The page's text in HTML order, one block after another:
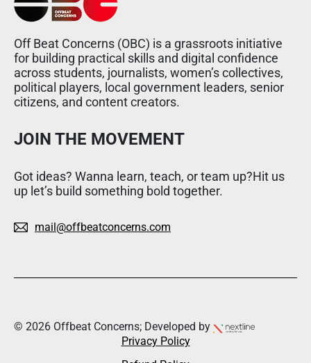
Off Beat Concerns (OBC) is a grassroots initiative
for building practical skills and digital confidence
across students, journalists, women’s collectives,
political players, local government leaders, senior
citizens, and content creators.
JOIN THE MOVEMENT
Got ideas? Wanna learn, teach, or team up?Hit us
up let’s build something bold together.
mail@offbeatconcerns.com
© 2026 Offbeat Concerns; Developed by
Privacy Policy